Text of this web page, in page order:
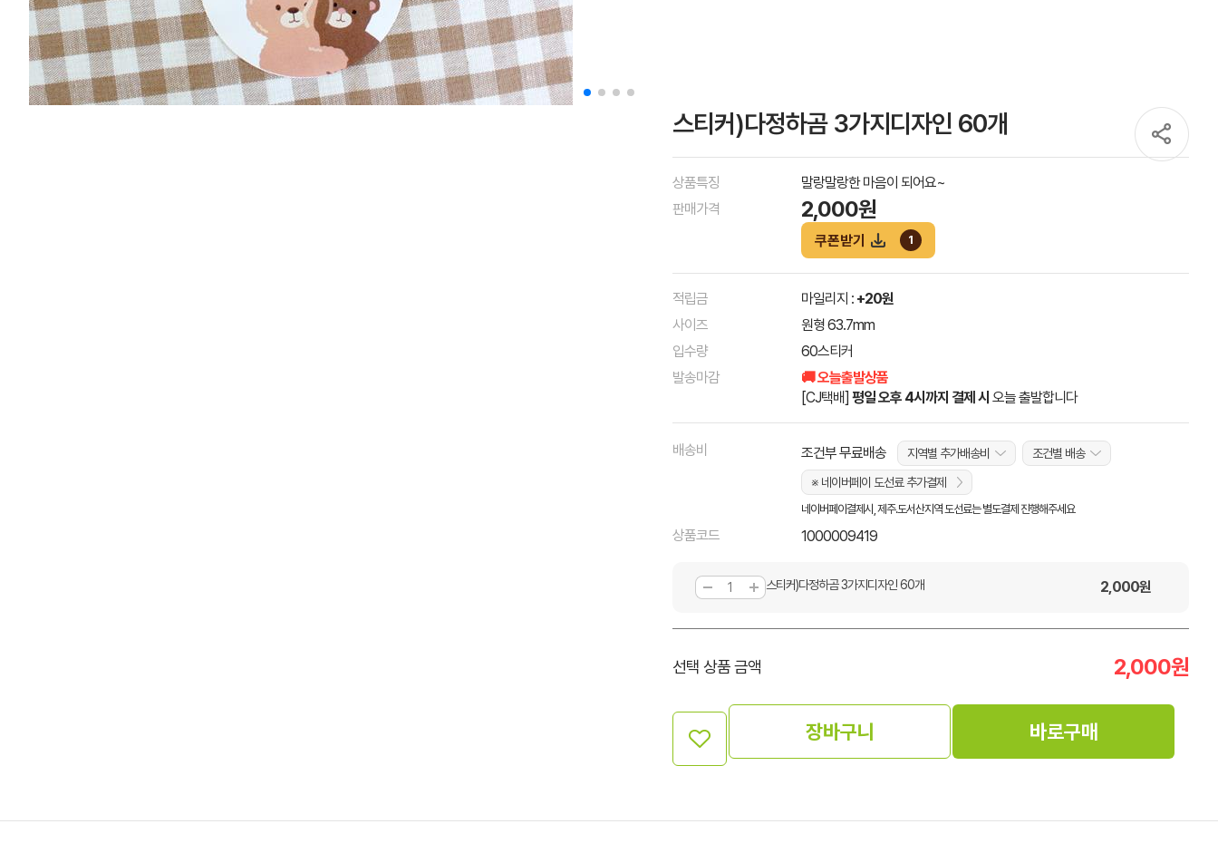
스티커)다정하곰 3가지디자인 60개
상품특징
말랑말랑한 마음이 되어요~
판매가격
2,000원
쿠폰받기 1
적립금 마일리지 : +20원
사이즈
원형 63.7mm
입수량
60스티커
발송마감
🚚 오늘출발상품
[CJ택배] 평일 오후 4시까지 결제 시 오늘 출발합니다
배송비 조건부 무료배송 지역별 추가배송비
조건별 배송
※ 네이버페이 도선료 추가결제
네이버페이결제시, 제주.도서산지역 도선료는 별도결제 진행해주세요
상품코드 1000009419
스티커)다정하곰 3가지디자인 60개 2,000원
선택 상품 금액 2,000원
장바구니 바로구매